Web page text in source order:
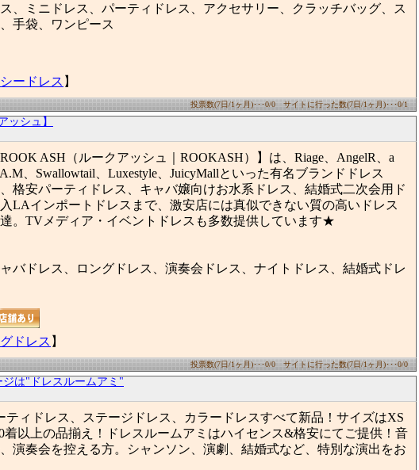
、ミニドレス、パーティドレス、アクセサリー、クラッチバッグ、ス
手袋、ワンピース
ードレス 】
投票数(7日/1ヶ月)･･･0/0 サイトに行った数(7日/1ヶ月)･･･0/1
ッシュ】
ASH（ルークアッシュ｜ROOKASH）】は、Riage、AngelR、a
、Swallowtail、Luxestyle、JuicyMallといった有名ブランドドレス
格安パーティドレス、キャバ嬢向けお水系ドレス、結婚式二次会用ド
LAインポートドレスまで、激安店には真似できない質の高いドレス
。TVメディア・イベントドレスも多数提供しています★
バドレス、ロングドレス、演奏会ドレス、ナイトドレス、結婚式ドレ
ドレス 】
投票数(7日/1ヶ月)･･･0/0 サイトに行った数(7日/1ヶ月)･･･0/0
は"ドレスルームアミ"
ティドレス、ステージドレス、カラードレスすべて新品！サイズはXS
着以上の品揃え！ドレスルームアミはハイセンス&格安にてご提供！音
演奏会を控える方。シャンソン、演劇、結婚式など、特別な演出をお